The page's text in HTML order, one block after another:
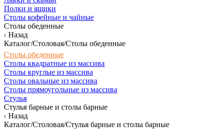
Полки и ящики
Столы кофейные и чайные
Столы обеденные
Назад
Каталог/Столовая/Столы обеденные
Столы обеденные
Столы квадратные из массива
Столы круглые из массива
Столы овальные из массива
Столы прямоугольные из массива
Стулья
Стулья барные и столы барные
Назад
Каталог/Столовая/Стулья барные и столы барные